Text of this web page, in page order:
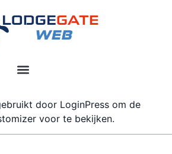
door LoginPress om de
voor te bekijken.